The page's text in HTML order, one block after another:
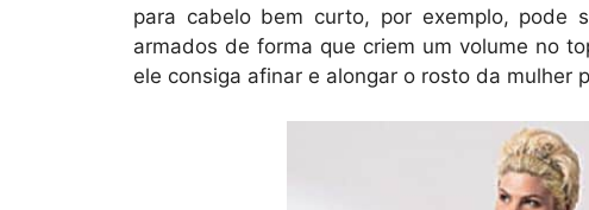
para cabelo bem curto, por exemplo, pode
armados de forma que criem um volume no
ele consiga afinar e alongar o rosto da mulher